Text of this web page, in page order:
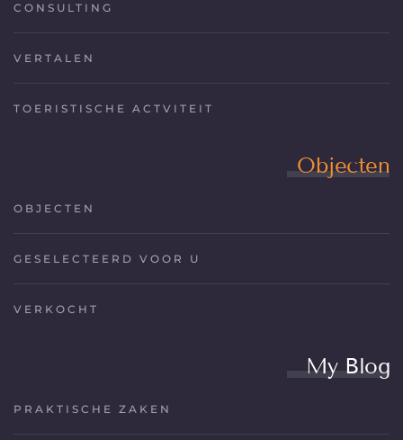
CONSULTING
VERTALEN
TOERISTISCHE ACTVITEIT
Objecten
OBJECTEN
GESELECTEERD VOOR U
VERKOCHT
My Blog
PRAKTISCHE ZAKEN